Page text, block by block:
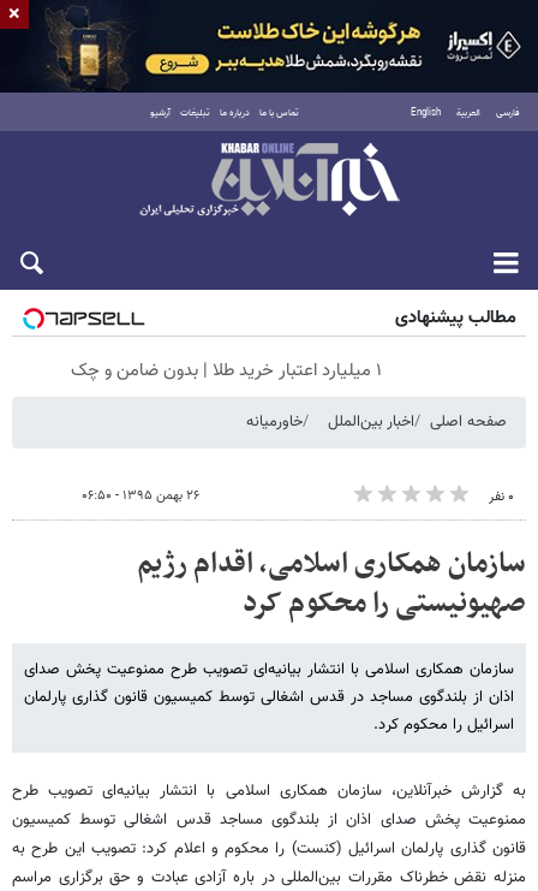
فارسی العربية English تماس با ما درباره ما تبلیغات آرشیو
جمعه ۱۶ مرداد ۱۴۰۵
مطالب پیشنهادی
۱ میلیارد اعتبار خرید طلا | بدون ضامن و چک
صفحه اصلی اخبار بین‌الملل خاورمیانه
۰ نفر ۲۶ بهمن ۱۳۹۵ - ۰۶:۵۰
سازمان همکاری اسلامی، اقدام رژیم
صهیونیستی را محکوم کرد
سازمان همکاری اسلامی با انتشار بیانیه‌ای تصویب طرح ممنوعیت پخش صدای
اذان از بلندگوی مساجد در قدس اشغالی توسط کمیسیون قانون گذاری پارلمان
اسرائیل را محکوم کرد.
به گزارش خبرآنلاین، سازمان همکاری اسلامی با انتشار بیانیه‌ای تصویب طرح
ممنوعیت پخش صدای اذان از بلندگوی مساجد قدس اشغالی توسط کمیسیون
قانون گذاری پارلمان اسرائیل (کنست) را محکوم و اعلام کرد: تصویب این طرح به
منزله نقض خطرناک مقررات بین‌المللی در باره آزادی عبادت و حق برگزاری مراسم
×